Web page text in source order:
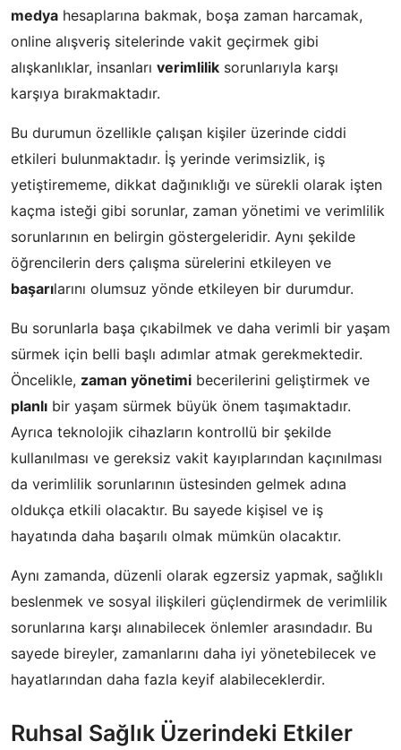
medya hesaplarına bakmak, boşa zaman harcamak,
online alışveriş sitelerinde vakit geçirmek gibi
alışkanlıklar, insanları verimlilik sorunlarıyla karşı
karşıya bırakmaktadır.
Bu durumun özellikle çalışan kişiler üzerinde ciddi
etkileri bulunmaktadır. İş yerinde verimsizlik, iş
yetiştirememe, dikkat dağınıklığı ve sürekli olarak işten
kaçma isteği gibi sorunlar, zaman yönetimi ve verimlilik
sorunlarının en belirgin göstergeleridir. Aynı şekilde
öğrencilerin ders çalışma sürelerini etkileyen ve
başarılarını olumsuz yönde etkileyen bir durumdur.
Bu sorunlarla başa çıkabilmek ve daha verimli bir yaşam
sürmek için belli başlı adımlar atmak gerekmektedir.
Öncelikle, zaman yönetimi becerilerini geliştirmek ve
planlı bir yaşam sürmek büyük önem taşımaktadır.
Ayrıca teknolojik cihazların kontrollü bir şekilde
kullanılması ve gereksiz vakit kayıplarından kaçınılması
da verimlilik sorunlarının üstesinden gelmek adına
oldukça etkili olacaktır. Bu sayede kişisel ve iş
hayatında daha başarılı olmak mümkün olacaktır.
Aynı zamanda, düzenli olarak egzersiz yapmak, sağlıklı
beslenmek ve sosyal ilişkileri güçlendirmek de verimlilik
sorunlarına karşı alınabilecek önlemler arasındadır. Bu
sayede bireyler, zamanlarını daha iyi yönetebilecek ve
hayatlarından daha fazla keyif alabileceklerdir.
Ruhsal Sağlık Üzerindeki Etkiler